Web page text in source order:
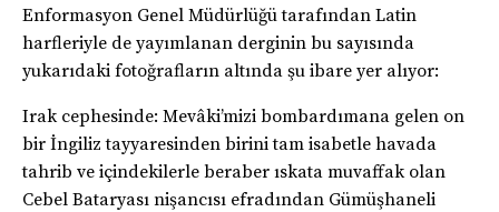
Enformasyon Genel Müdürlüğü tarafından Latin
harfleriyle de yayımlanan derginin bu sayısında
yukarıdaki fotoğrafların altında şu ibare yer alıyor:
Irak cephesinde: Mevâki’mizi bombardımana gelen on
bir İngiliz tayyaresinden birini tam isabetle havada
tahrib ve içindekilerle beraber ıskata muvaffak olan
Cebel Bataryası nişancısı efradından Gümüşhaneli